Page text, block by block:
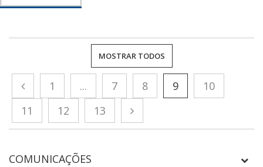
COMUNICAÇÕES
MOSTRAR TODOS
1 ... 7 8 9
10
11
12 13